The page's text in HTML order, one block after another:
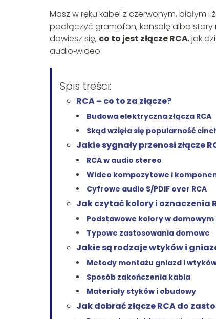
Masz w ręku kabel z czerwonym, białym
podłączyć gramofon, konsolę albo
dowiesz się, co to jest złącze RCA, jak
audio‑wideo.
Spis treści:
RCA – co to za złącze?
Budowa elektryczna złącza RCA
Skąd wzięła się popularność
Jakie sygnały przenosi złącze
RCA w audio stereo
Wideo kompozytowe i
Cyfrowe audio S/PDIF over RCA
Jak czytać kolory i oznaczenia
Podstawowe kolory w domowym
Typowe zastosowania domowe
Jakie są rodzaje wtyków i
Metody montażu gniazd i
Sposób zakończenia kabla
Materiały styków i obudowy
Jak dobrać złącze RCA do